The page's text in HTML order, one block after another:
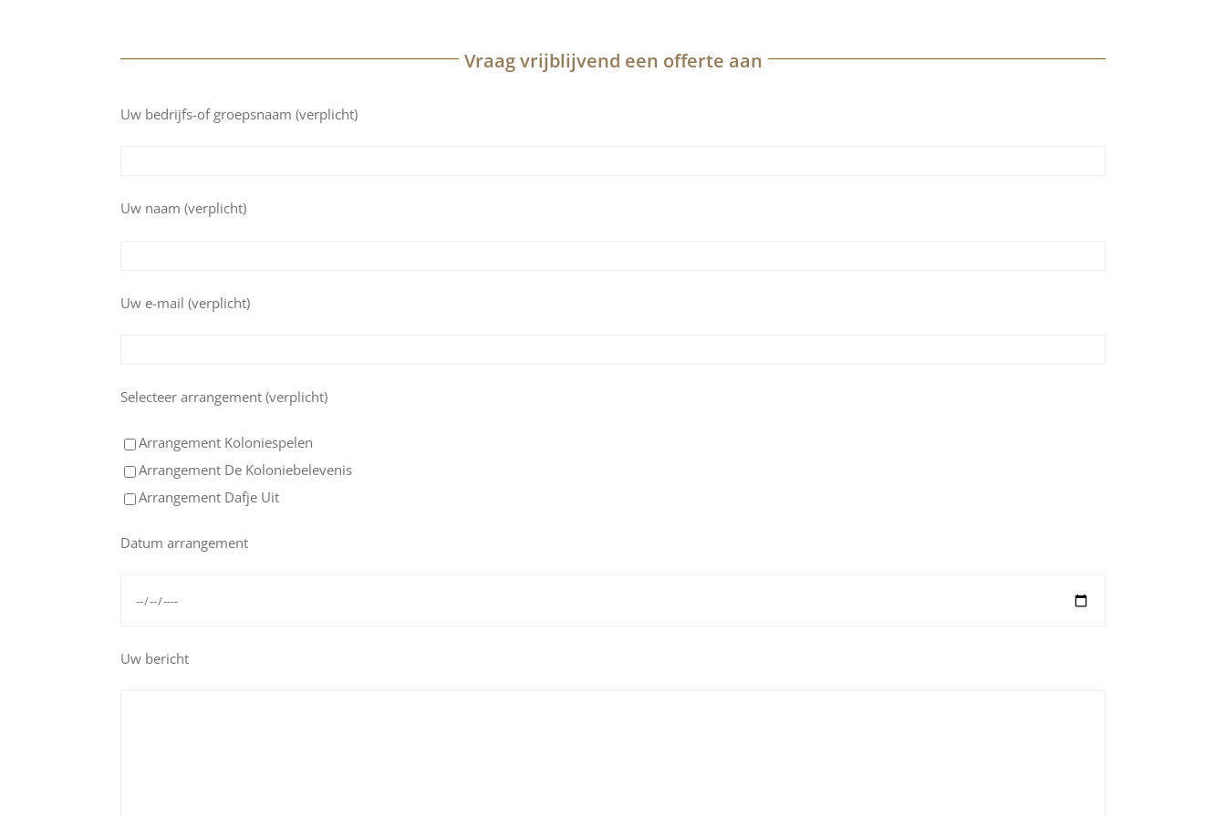
Vraag vrijblijvend een offerte aan
Uw bedrijfs-of groepsnaam (verplicht)
Uw naam (verplicht)
Uw e-mail (verplicht)
Selecteer arrangement (verplicht)
Arrangement Koloniespelen
Arrangement De Koloniebelevenis
Arrangement Dafje Uit
Datum arrangement
Uw bericht